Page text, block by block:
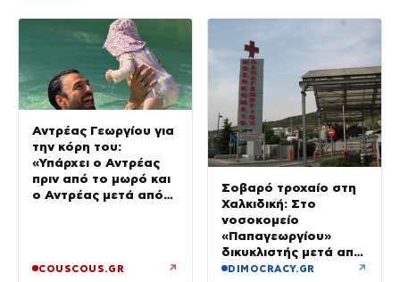
Αντρέας Γεωργίου για
την κόρη του:
«Υπάρχει ο Αντρέας
πριν από το μωρό και
ο Αντρέας μετά από
COUSCOUS.GR ↗
Σοβαρό τροχαίο στη
Χαλκιδική: Στο
νοσοκομείο
«Παπαγεωργίου»
δικυκλιστής μετά από
σύγκρουση
DIMOCRACY.GR ↗